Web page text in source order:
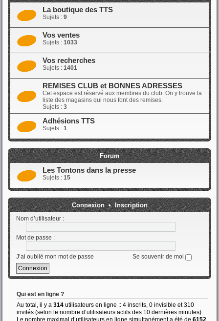
La boutique des TTS
Sujets : 9
Vos ventes
Sujets : 1033
Vos recherches
Sujets : 1401
REMISES CLUB et BONNES ADRESSES
Cet espace est réservé aux membres du club. On y trouve la
liste des magasins qui nous font des remises.
Sujets : 3
Adhésions TTS
Sujets : 1
Forum
Les Tontons dans la presse
Sujets : 15
Connexion•Inscription
Nom d’utilisateur :
Mot de passe :
J’ai oublié mon mot de passe Se souvenir de moi
Qui est en ligne ?
Au total, il y a 314 utilisateurs en ligne :: 4 inscrits, 0 invisible et 310
invités (selon le nombre d’utilisateurs actifs des 10 dernières minutes)
Le nombre maximal d’utilisateurs en ligne simultanément a été de 6152